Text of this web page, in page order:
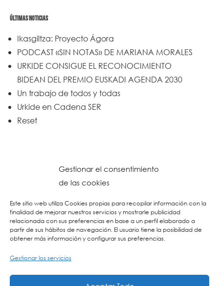
Gestionar el consentimiento
de las cookies
Este sitio web utiliza Cookies propias para recopilar información con la
finalidad de mejorar nuestros servicios y mostrarle publicidad
relacionada con sus preferencias en base a un perfil elaborado a
partir de sus hábitos de navegación. El usuario tiene la posibilidad de
obtener más información y configurar sus preferencias.
Gestionar los servicios
ÚLTIMAS NOTICIAS
Ikasgiltza: Proyecto Ágora
PODCAST «SIN NOTAS» DE MARIANA MORALES
URKIDE CONSIGUE EL RECONOCIMIENTO
BIDEAN DEL PREMIO EUSKADI AGENDA 2030
Un trabajo de todos y todas
Urkide en Cadena SER
Reset